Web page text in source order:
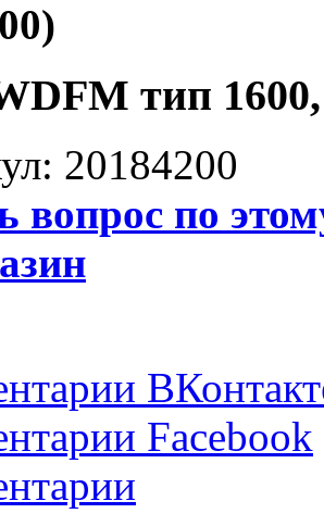
тип
20184200
вопрос по
Facebook